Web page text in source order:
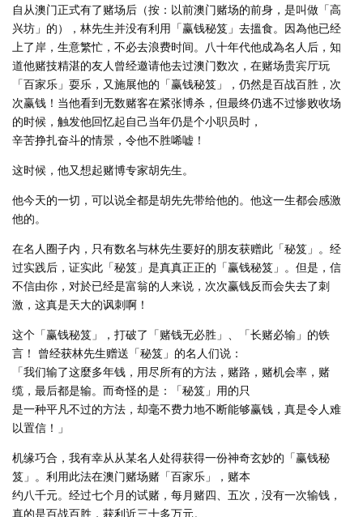
自从澳门正式有了赌场后（按：以前澳门赌场的前身，是叫做「高
兴坊」的），林先生并没有利用「赢钱秘笈」去搵食。因為他已经
上了岸，生意繁忙，不必去浪费时间。八十年代他成為名人后，知
道他赌技精湛的友人曾经邀请他去过澳门数次，在赌场贵宾厅玩
「百家乐」耍乐，又施展他的「赢钱秘笈」，仍然是百战百胜，次
次赢钱！当他看到无数赌客在紧张博杀，但最终仍逃不过惨败收场
的时候，触发他回忆起自己当年仍是个小职员时，
辛苦挣扎奋斗的情景，令他不胜唏嘘！
这时候，他又想起赌博专家胡先生。
他今天的一切，可以说全都是胡先先带给他的。他这一生都会感激
他的。
在名人圈子内，只有数名与林先生要好的朋友获赠此「秘笈」。经
过实践后，证实此「秘笈」是真真正正的「赢钱秘笈」。但是，信
不信由你，对於已经是富翁的人来说，次次赢钱反而会失去了刺
激，这真是天大的讽刺啊！
这个「赢钱秘笈」，打破了「赌钱无必胜」、「长赌必输」的铁
言！ 曾经获林先生赠送「秘笈」的名人们说：
「我们输了这麼多年钱，用尽所有的方法，赌路，赌机会率，赌
缆，最后都是输。而奇怪的是：「秘笈」用的只
是一种平凡不过的方法，却毫不费力地不断能够赢钱，真是令人难
以置信！」
机缘巧合，我有幸从从某名人处得获得一份神奇玄妙的「赢钱秘
笈」。利用此法在澳门赌场赌「百家乐」，赌本
约八千元。经过七个月的试赌，每月赌四、五次，没有一次输钱，
真的是百战百胜，获利近三十多万元。